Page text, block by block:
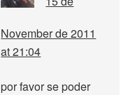
November de 2011
at 21:04
por favor se poder